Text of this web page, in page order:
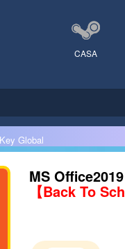
CASA
Global
MS
【Back To